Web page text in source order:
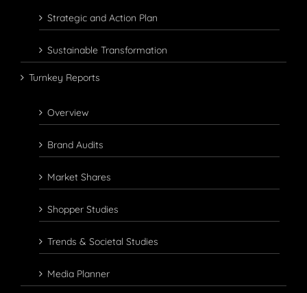
Strategic and Action Plan
Sustainable Transformation
Turnkey Reports
Overview
Brand Audits
Market Shares
Shopper Studies
Trends & Societal Studies
Media Planner